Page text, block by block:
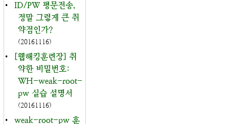
•
ID/PW 평문전송,
정말 그렇게 큰 취
약점인가?
(20161116)
•
[웹해킹훈련장] 취
약한 비밀번호:
WH-weak-root-
pw 실습 설명서
(20161116)
• weak-root-pw 훈